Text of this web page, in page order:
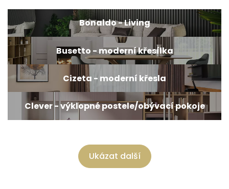
Bonaldo - Living
Busetto - moderní křesílka
Cizeta - moderní křesla
Clever - výklopné postele/obývací pokoje
Ukázat další